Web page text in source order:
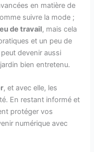
en matière de
suivre la mode ;
de travail, mais cela
et un peu de
devenir aussi
bien entretenu.
, et avec elle, les
En restant informé et
protéger vos
numérique avec